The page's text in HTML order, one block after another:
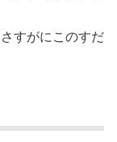
すがにこのすだ